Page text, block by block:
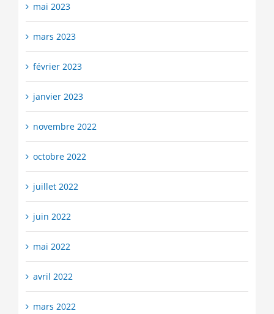
mai 2023
mars 2023
février 2023
janvier 2023
novembre 2022
octobre 2022
juillet 2022
juin 2022
mai 2022
avril 2022
mars 2022